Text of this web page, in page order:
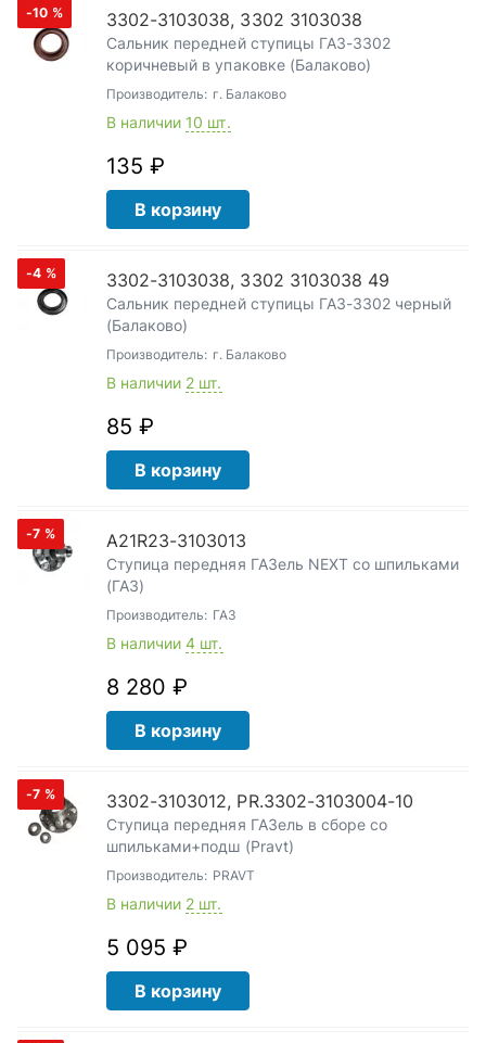
-10 % 3302-3103038, 3302 3103038
Сальник передней ступицы ГАЗ-3302
коричневый в упаковке (Балаково)
Производитель: г. Балаково
В наличии 10 шт.
135 ₽
В корзину
-4 % 3302-3103038, 3302 3103038 49
Сальник передней ступицы ГАЗ-3302 черный
(Балаково)
Производитель: г. Балаково
В наличии 2 шт.
85 ₽
В корзину
-7 % А21R23-3103013
Ступица передняя ГАЗель NEXT со шпильками
(ГАЗ)
Производитель: ГАЗ
В наличии 4 шт.
8 280 ₽
В корзину
-7 % 3302-3103012, PR.3302-3103004-10
Ступица передняя ГАЗель в сборе со
шпильками+подш (Pravt)
Производитель: PRAVT
В наличии 2 шт.
5 095 ₽
В корзину